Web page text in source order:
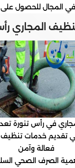
المجال للحصول
المجاري
في رأس تنورة
تقديم خدمات تنظيف
فعالة وآمن
الصرف الصحي